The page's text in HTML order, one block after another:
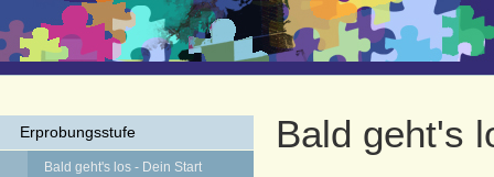
Erprobungsstufe
Bald geht's los - Dein Start
Bald geht's